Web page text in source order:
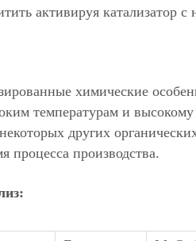
активируя катализатор с
химические
температурам и
других
процесса производства.